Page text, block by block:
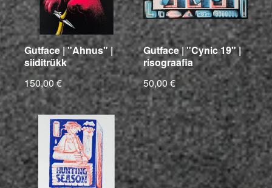
Gutface | "Ahnus" |
siiditrükk
150,00 €
Gutface | "Cynic 19" |
risograafia
50,00 €